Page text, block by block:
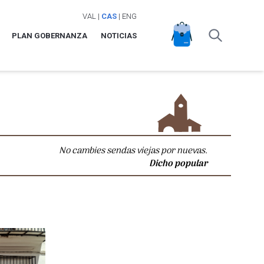
VAL | CAS| ENG
PLAN GOBERNANZA NOTICIAS
No cambies sendas viejas por nuevas.
Dicho popular